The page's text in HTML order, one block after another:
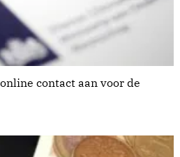
contact aan voor de